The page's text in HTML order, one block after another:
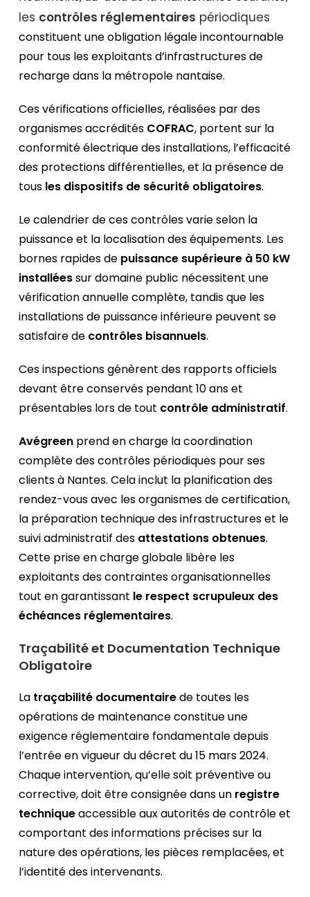
les contrôles réglementaires périodiques
constituent une obligation légale incontournable
pour tous les exploitants d’infrastructures de
recharge dans la métropole nantaise.
Ces vérifications officielles, réalisées par des
organismes accrédités COFRAC, portent sur la
conformité électrique des installations, l’efficacité
des protections différentielles, et la présence de
tous les dispositifs de sécurité obligatoires.
Le calendrier de ces contrôles varie selon la
puissance et la localisation des équipements. Les
bornes rapides de puissance supérieure à 50 kW
installéessur domaine public nécessitent une
vérification annuelle complète, tandis que les
installations de puissance inférieure peuvent se
satisfaire de contrôles bisannuels.
Ces inspections génèrent des rapports officiels
devant être conservés pendant 10 ans et
présentables lors de tout contrôle administratif.
Avégreen prend en charge la coordination
complète des contrôles périodiques pour ses
clients à Nantes. Cela inclut la planification des
rendez-vous avec les organismes de certification,
la préparation technique des infrastructures et le
suivi administratif des attestations obtenues.
Cette prise en charge globale libère les
exploitants des contraintes organisationnelles
tout en garantissant le respect scrupuleux des
échéances réglementaires.
Traçabilité et Documentation Technique
Obligatoire
La traçabilité documentairede toutes les
opérations de maintenance constitue une
exigence réglementaire fondamentale depuis
l’entrée en vigueur du décret du 15 mars 2024.
Chaque intervention, qu’elle soit préventive ou
corrective, doit être consignée dans un registre
techniqueaccessible aux autorités de contrôle et
comportant des informations précises sur la
nature des opérations, les pièces remplacées, et
l’identité des intervenants.